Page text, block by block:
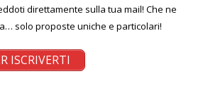
direttamente sulla tua mail! Che ne
solo proposte uniche e particolari!
ISCRIVERTI